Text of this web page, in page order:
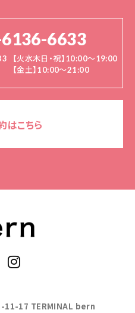
6633
【火水木日・祝】10:00～19:00
【金土】10:00〜21:00
はこちら
11-17 TERMINAL bern